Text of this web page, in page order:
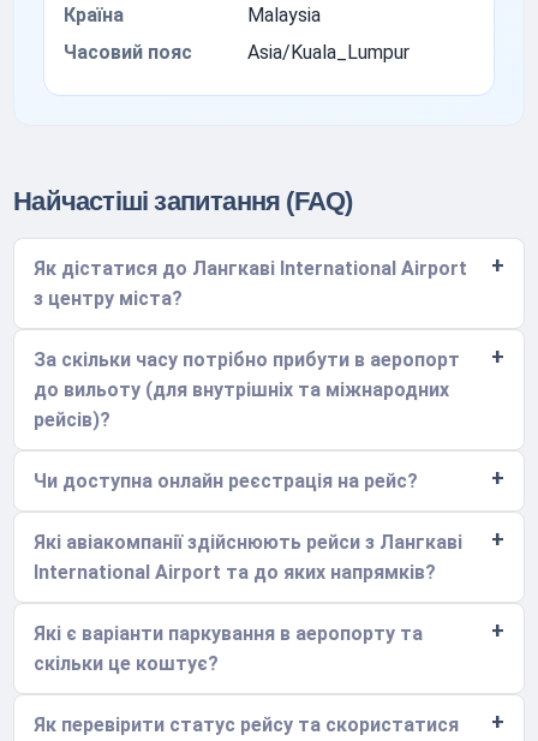
Країна
Malaysia
Часовий пояс
Asia/Kuala_Lumpur
Найчастіші запитання (FAQ)
Як дістатися до Лангкаві International Airport
з центру міста?
За скільки часу потрібно прибути в аеропорт
до вильоту (для внутрішніх та міжнародних
рейсів)?
Чи доступна онлайн реєстрація на рейс?
Які авіакомпанії здійснюють рейси з Лангкаві
International Airport та до яких напрямків?
Які є варіанти паркування в аеропорту та
скільки це коштує?
Як перевірити статус рейсу та скористатися